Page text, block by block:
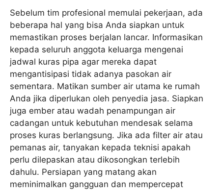
Sebelum tim profesional memulai pekerjaan, ada
beberapa hal yang bisa Anda siapkan untuk
memastikan proses berjalan lancar. Informasikan
kepada seluruh anggota keluarga mengenai
jadwal kuras pipa agar mereka dapat
mengantisipasi tidak adanya pasokan air
sementara. Matikan sumber air utama ke rumah
Anda jika diperlukan oleh penyedia jasa. Siapkan
juga ember atau wadah penampungan air
cadangan untuk kebutuhan mendesak selama
proses kuras berlangsung. Jika ada filter air atau
pemanas air, tanyakan kepada teknisi apakah
perlu dilepaskan atau dikosongkan terlebih
dahulu. Persiapan yang matang akan
meminimalkan gangguan dan mempercepat